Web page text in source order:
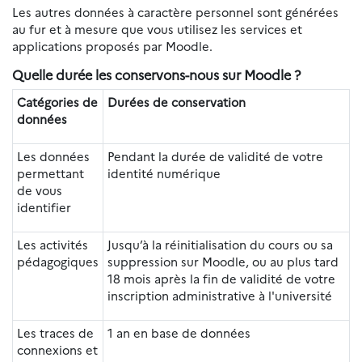
Les autres données à caractère personnel sont générées
au fur et à mesure que vous utilisez les services et
applications proposés par Moodle.
Quelle durée les conservons-nous sur Moodle ?
Catégories de
données
Durées de conservation
Les données
permettant
de vous
identifier
Pendant la durée de validité de votre
identité numérique
Les activités
pédagogiques
Jusqu’à la réinitialisation du cours ou sa
suppression sur Moodle, ou au plus tard
18 mois après la fin de validité de votre
inscription administrative à l'université
Les traces de
connexions et
1 an en base de données